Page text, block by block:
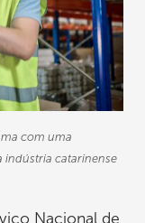
com uma
indústria catarinense
Nacional de